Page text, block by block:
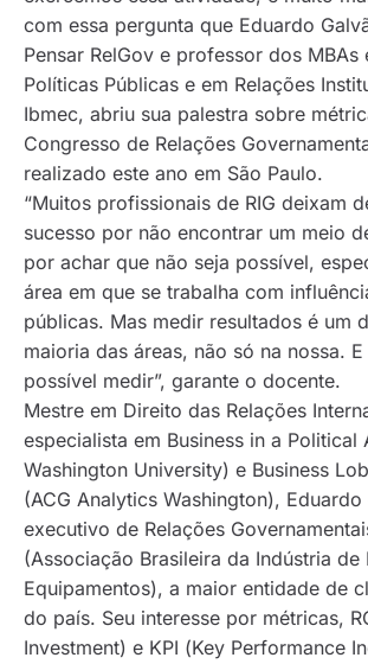
com essa pergunta que Eduardo
Pensar RelGov e professor dos MBAs
Políticas Públicas e em Relações
Ibmec, abriu sua palestra sobre
Congresso de Relações
realizado este ano em São Paulo.
“Muitos profissionais de RIG deixam
sucesso por não encontrar um meio
por achar que não seja possível,
área em que se trabalha com
públicas. Mas medir resultados é um
maioria das áreas, não só na nossa.
possível medir”, garante o docente.
Mestre em Direito das Relações
especialista em Business in a Political
Washington University) e Business
(ACG Analytics Washington), Eduardo
executivo de Relações
(Associação Brasileira da Indústria de
Equipamentos), a maior entidade de
do país. Seu interesse por métricas,
Investment) e KPI (Key Performance